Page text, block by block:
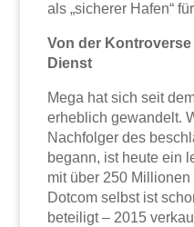
als „sicherer Hafen“
Von der
Dienst
Mega hat sich seit
erheblich gewandelt.
Nachfolger des
begann, ist heute ein
mit über 250
Dotcom selbst ist
beteiligt – 2015